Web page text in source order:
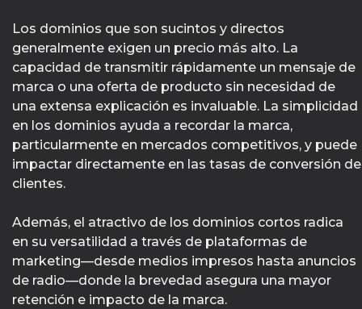
Los dominios que son sucintos y directos
generalmente exigen un precio más alto. La
capacidad de transmitir rápidamente un mensaje de
marca o una oferta de producto sin necesidad de
una extensa explicación es invaluable. La simplicidad
en los dominios ayuda a recordar la marca,
particularmente en mercados competitivos, y puede
impactar directamente en las tasas de conversión de
clientes.
Además, el atractivo de los dominios cortos radica
en su versatilidad a través de plataformas de
marketing—desde medios impresos hasta anuncios
de radio—donde la brevedad asegura una mayor
retención e impacto de la marca.